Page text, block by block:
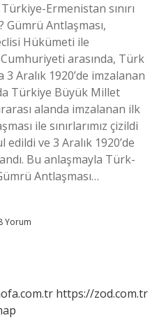
Ermenistan sınırı
Gümrü Antlaşması,
Hükümeti ile
arasında, Türk
3 Aralık 1920’de imzalanan
Türkiye Büyük Millet
alanda imzalanan ilk
ile sınırlarımız çizildi
ve 3 Aralık 1920’de
Bu anlaşmayla Türk-
Antlaşması…
Yorum
https://zod.com.tr